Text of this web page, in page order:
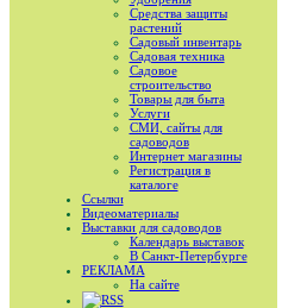
Средства защиты
растений
Садовый инвентарь
Садовая техника
Садовое
строительство
Товары для быта
Услуги
СМИ, сайты для
садоводов
Интернет магазины
Регистрация в
каталоге
Ссылки
Видеоматериалы
Выставки для садоводов
Календарь выставок
В Санкт-Петербурге
РЕКЛАМА
На сайте
RSS